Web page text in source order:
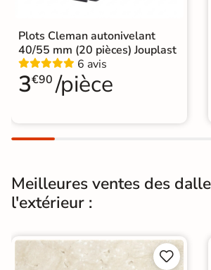
Conditionnement Boite
Choix
Normes Certification CE
Origine
Type de pose
Pose collée
Pose sur plots
Plots Cleman autonivelant
40/55 mm (20 pièces) Jouplast
6 avis
3€90 /pièce
Meilleures ventes des
l'extérieur :

